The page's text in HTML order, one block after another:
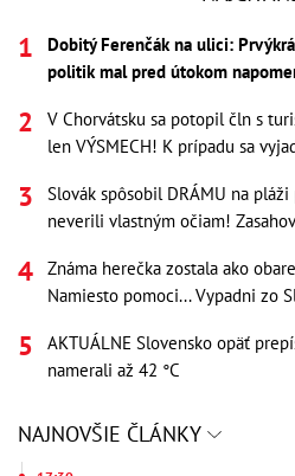
Dobitý Ferenčák na ulici:
politik mal pred útokom
V Chorvátsku sa potopil čln s
len VÝSMECH! K prípadu sa
Slovák spôsobil DRÁMU na
neverili vlastným očiam!
Známa herečka zostala ako
Namiesto pomoci... Vypadni zo
AKTUÁLNE Slovensko opäť
namerali až 42 °C
NAJNOVŠIE ČLÁNKY